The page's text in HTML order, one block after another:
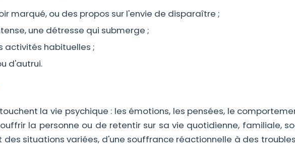
marqué, ou des propos sur l'envie de disparaître ;
une détresse qui submerge ;
activités habituelles ;
d'autrui.
la vie psychique : les émotions, les pensées, le
la personne ou de retentir sur sa vie quotidienne, familiale,
des situations variées, d'une souffrance réactionnelle à des